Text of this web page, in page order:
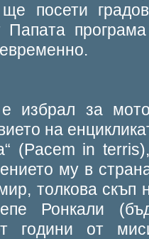
посети
Папата
избрал за
на
(Pacem in
му в
толкова скъп
Ронкали
години от